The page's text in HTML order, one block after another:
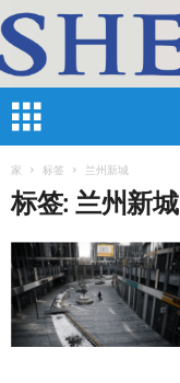
家 标签 兰州新城
标签: 兰州新城